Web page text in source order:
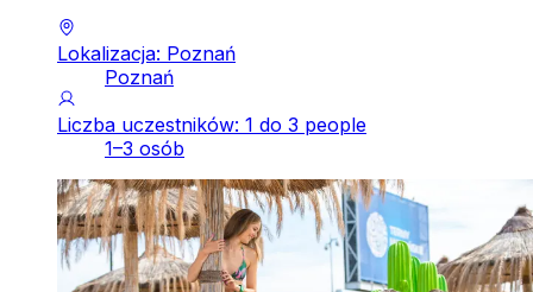
Lokalizacja: Poznań
Poznań
Liczba uczestników: 1 do 3 people
1–3 osób